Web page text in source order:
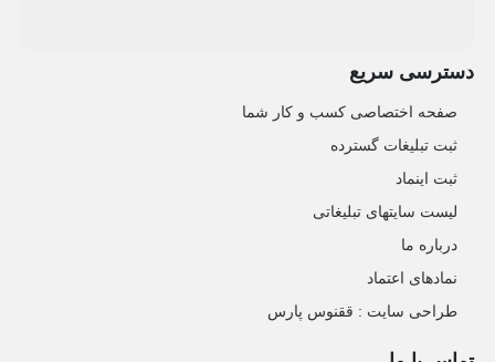
دسترسی سریع
صفحه اختصاصی کسب و کار شما
ثبت تبلیغات گسترده
ثبت اینماد
لیست سایتهای تبلیغاتی
درباره ما
نمادهای اعتماد
طراحی سایت : ققنوس پارس